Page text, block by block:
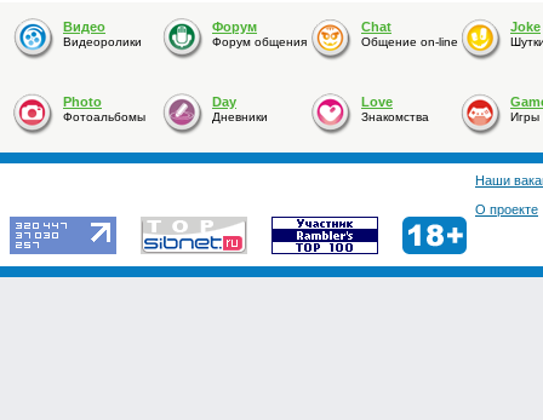
Видео
Видеоролики
Форум
Форум общения
Chat
Общение on-line
Joke
Photo
Фотоальбомы
Day
Дневники
Love
Знакомства Игры
Наши
О проекте